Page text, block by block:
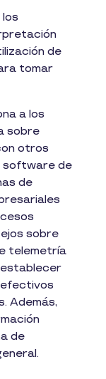
de
tomar
a los
sobre
otros
software de
de
sobre
telemetría
Además,
de